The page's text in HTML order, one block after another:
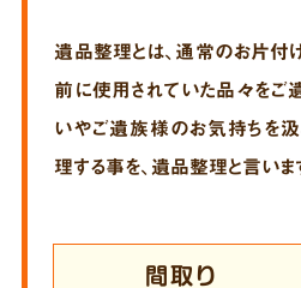
遺品整理とは、通常のお片付
前に使用されていた品々をご
いやご遺族様のお気持ちを
理する事を、遺品整理と言いま
間取り